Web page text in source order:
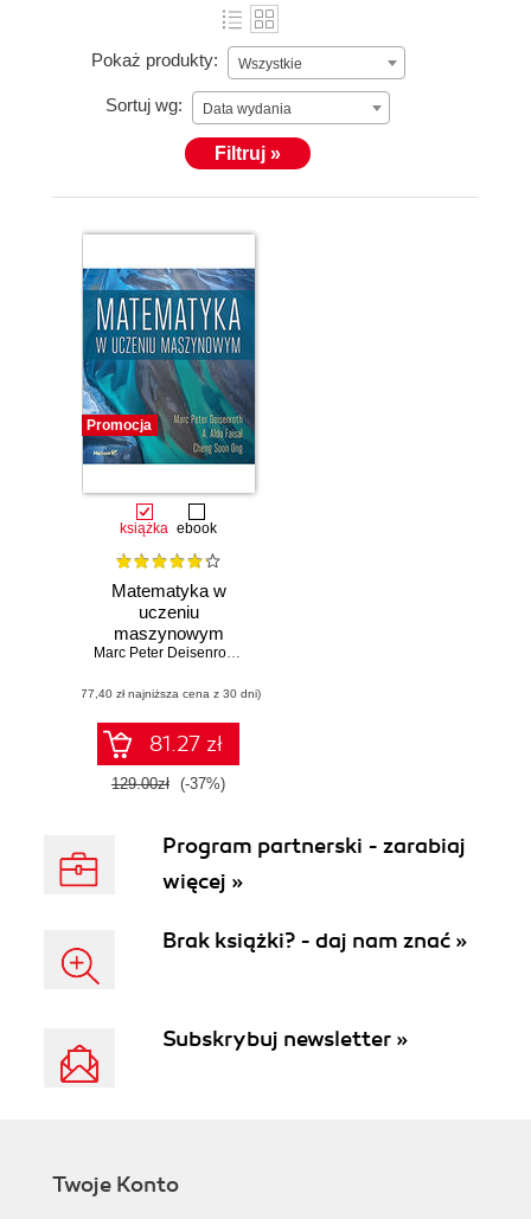
Pokaż produkty: Wszystkie
Sortuj wg: Data wydania
Filtruj »
Promocja
książka ebook
Matematyka w
uczeniu
maszynowym
Marc Peter Deisenroth,
(77,40 zł najniższa cena z 30 dni)
81.27 zł
129.00zł (-37%)
Program partnerski - zarabiaj
więcej »
Brak książki? - daj nam znać »
Subskrybuj newsletter »
Twoje Konto